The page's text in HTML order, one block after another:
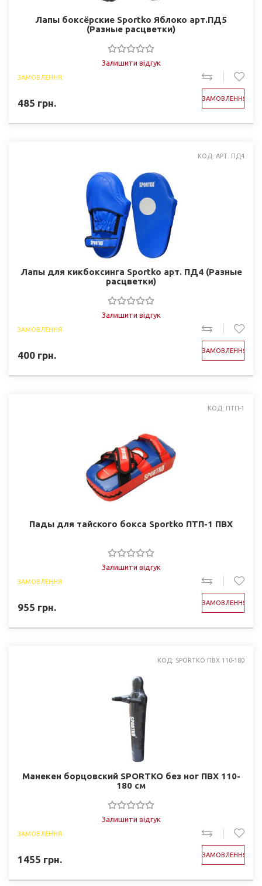
Лапы боксёрские Sportko Яблоко арт.ПД5
(Разные расцветки)
Залишити відгук
ЗАМОВЛЕННЯ
485 грн. ЗАМОВЛЕННЯ
КОД: АРТ. ПД4
Лапы для кикбоксинга Sportko арт. ПД4 (Разные
расцветки)
Залишити відгук
ЗАМОВЛЕННЯ
400 грн. ЗАМОВЛЕННЯ
КОД: ПТП-1
Пады для тайского бокса Sportko ПТП-1 ПВХ
Залишити відгук
ЗАМОВЛЕННЯ
955 грн. ЗАМОВЛЕННЯ
КОД: SPORTKO ПВХ 110-180
Манекен борцовский SPORTKO без ног ПВХ 110-
180 см
Залишити відгук
ЗАМОВЛЕННЯ
1455 грн. ЗАМОВЛЕННЯ